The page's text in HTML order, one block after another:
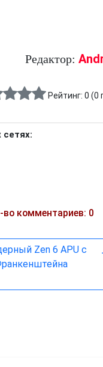
Редактор:
Рейтинг: 0 (0
сетях:
во комментариев: 0
Zen 6 APU с